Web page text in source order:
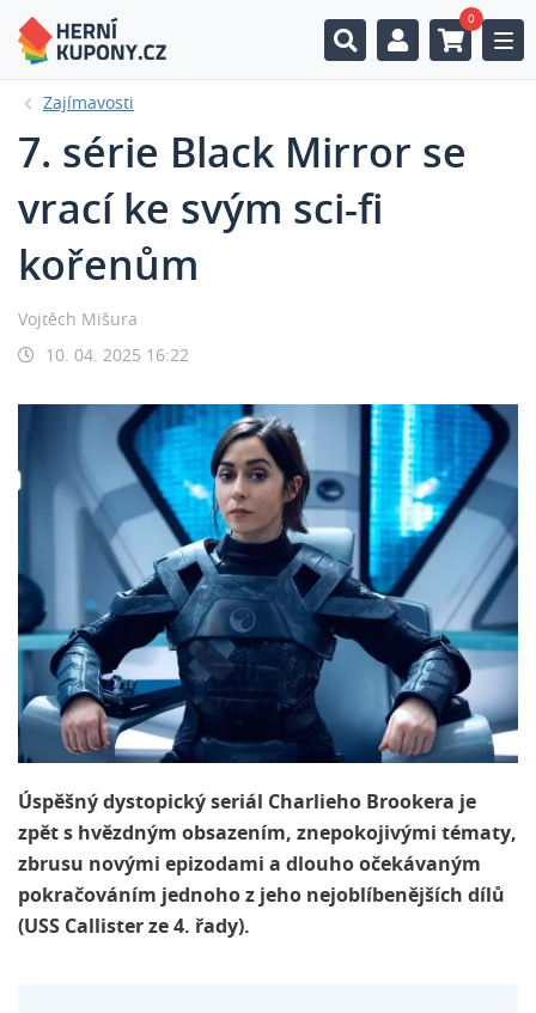
0
Zajímavosti
7. série Black Mirror se
vrací ke svým sci-fi
kořenům
Vojtěch Mišura
10. 04. 2025 16:22
Úspěšný dystopický seriál Charlieho Brookera je
zpět s hvězdným obsazením, znepokojivými tématy,
zbrusu novými epizodami a dlouho očekávaným
pokračováním jednoho z jeho nejoblíbenějších dílů
(USS Callister ze 4. řady).